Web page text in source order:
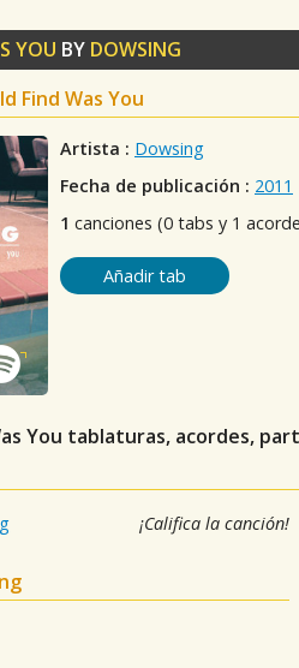
YOU BY DOWSING
Find Was You
Artista : Dowsing
Fecha de publicación : 2011
1 canciones (0 tabs y 1
Añadir tab
You tablaturas, acordes,
¡Califica la canción!